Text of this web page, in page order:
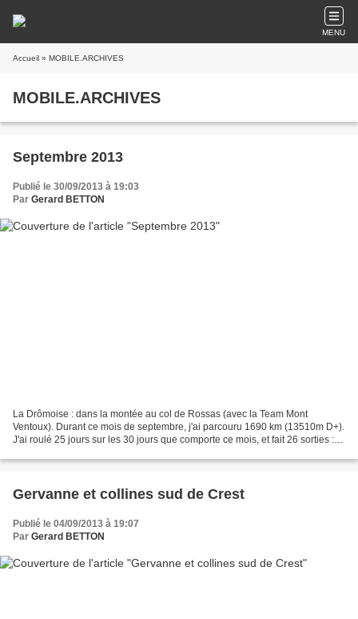
MENU
Accueil » MOBILE.ARCHIVES
MOBILE.ARCHIVES
Septembre 2013
Publié le 30/09/2013 à 19:03
Par Gerard BETTON
La Drômoise : dans la montée au col de Rossas (avec la Team Mont
Ventoux). Durant ce mois de septembre, j'ai parcouru 1690 km (13510m D+).
J'ai roulé 25 jours sur les 30 jours que comporte ce mois, et fait 26 sorties : -
Gervanne et collines sud de Crest
Publié le 04/09/2013 à 19:07
Par Gerard BETTON